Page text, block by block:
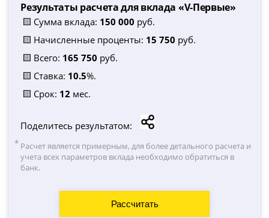
Результаты расчета для вклада «V-Первые»
🟨 Сумма вклада: 150 000 руб.
🟨 Начисленные проценты: 15 750 руб.
🟨 Всего: 165 750 руб.
🟨 Ставка: 10.5%.
🟨 Срок: 12 мес.
Поделитесь результатом:
Расчет является примерным, для более детального расчета и
учета всех параметров вклада необходимо обратиться в
банк.